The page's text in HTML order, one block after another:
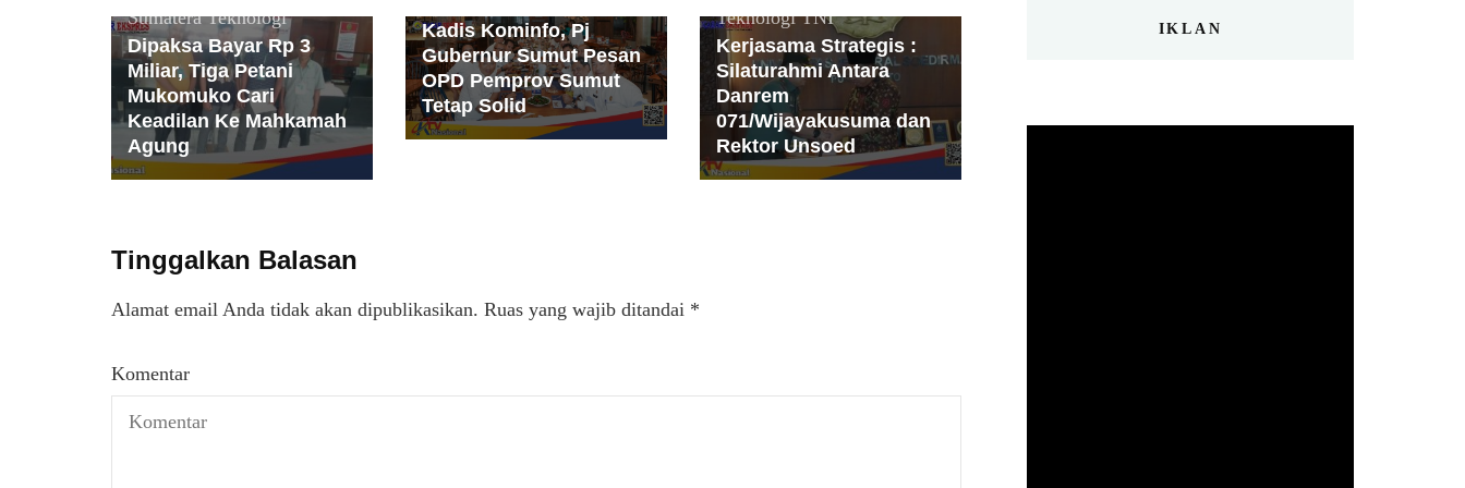
Sumatera Teknologi
Dipaksa Bayar Rp 3
Miliar, Tiga Petani
Mukomuko Cari
Keadilan Ke Mahkamah
Agung
Kadis Kominfo, Pj
Gubernur Sumut Pesan
OPD Pemprov Sumut
Tetap Solid
Teknologi TNI
Kerjasama Strategis :
Silaturahmi Antara
Danrem
071/Wijayakusuma dan
Rektor Unsoed
Tinggalkan Balasan
Alamat email Anda tidak akan dipublikasikan. Ruas yang wajib ditandai *
Komentar
IKLAN